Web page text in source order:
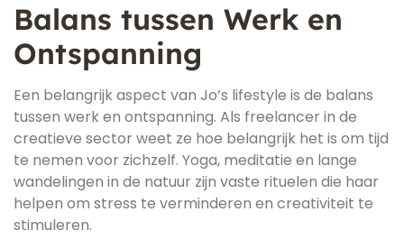
Balans tussen Werk en
Ontspanning
Een belangrijk aspect van Jo’s lifestyle is de balans
tussen werk en ontspanning. Als freelancer in de
creatieve sector weet ze hoe belangrijk het is om tijd
te nemen voor zichzelf. Yoga, meditatie en lange
wandelingen in de natuur zijn vaste rituelen die haar
helpen om stress te verminderen en creativiteit te
stimuleren.